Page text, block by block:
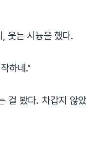
웃는 시늉을 했다.
하네."
걸 봤다. 차갑지 않았